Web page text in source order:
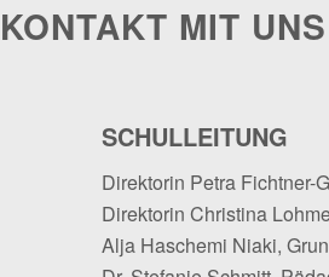
MIT
SCHULLEITUNG
Direktorin Petra Fichtner-
Direktorin Christina
Alja Haschemi Niaki,